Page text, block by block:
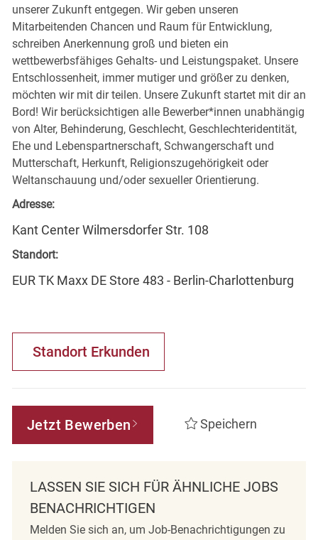
unserer Zukunft entgegen. Wir geben unseren
Mitarbeitenden Chancen und Raum für Entwicklung,
schreiben Anerkennung groß und bieten ein
wettbewerbsfähiges Gehalts- und Leistungspaket. Unsere
Entschlossenheit, immer mutiger und größer zu denken,
möchten wir mit dir teilen. Unsere Zukunft startet mit dir an
Bord! Wir berücksichtigen alle Bewerber*innen unabhängig
von Alter, Behinderung, Geschlecht, Geschlechteridentität,
Ehe und Lebenspartnerschaft, Schwangerschaft und
Mutterschaft, Herkunft, Religionszugehörigkeit oder
Weltanschauung und/oder sexueller Orientierung.
Adresse:
Kant Center Wilmersdorfer Str. 108
Standort:
EUR TK Maxx DE Store 483 - Berlin-Charlottenburg
Standort Erkunden
Jetzt Bewerben Speichern
LASSEN SIE SICH FÜR ÄHNLICHE JOBS
BENACHRICHTIGEN
Melden Sie sich an, um Job-Benachrichtigungen zu